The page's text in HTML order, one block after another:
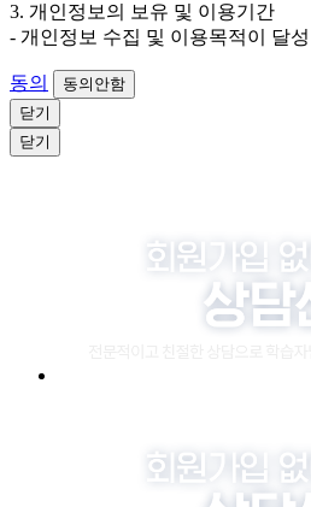
3. 개인정보의 보유 및 이용기간
- 개인정보 수집 및 이용목적이 달성
동의
동의안함
닫기
닫기